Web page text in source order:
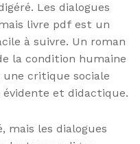
Les dialogues
livre pdf est un
à suivre. Un roman
la condition humaine
une critique sociale
et didactique.
mais les dialogues